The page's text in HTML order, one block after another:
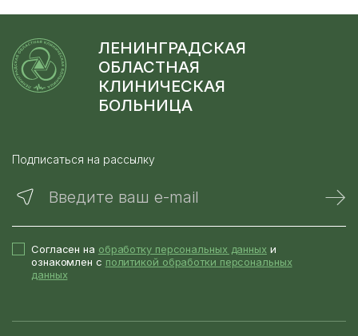
ЛЕНИНГРАДСКАЯ
ОБЛАСТНАЯ
КЛИНИЧЕСКАЯ
БОЛЬНИЦА
Подписаться на рассылку
Введите ваш e-mail
Согласен на обработку персональных данных и
ознакомлен с политикой обработки персональных
данных